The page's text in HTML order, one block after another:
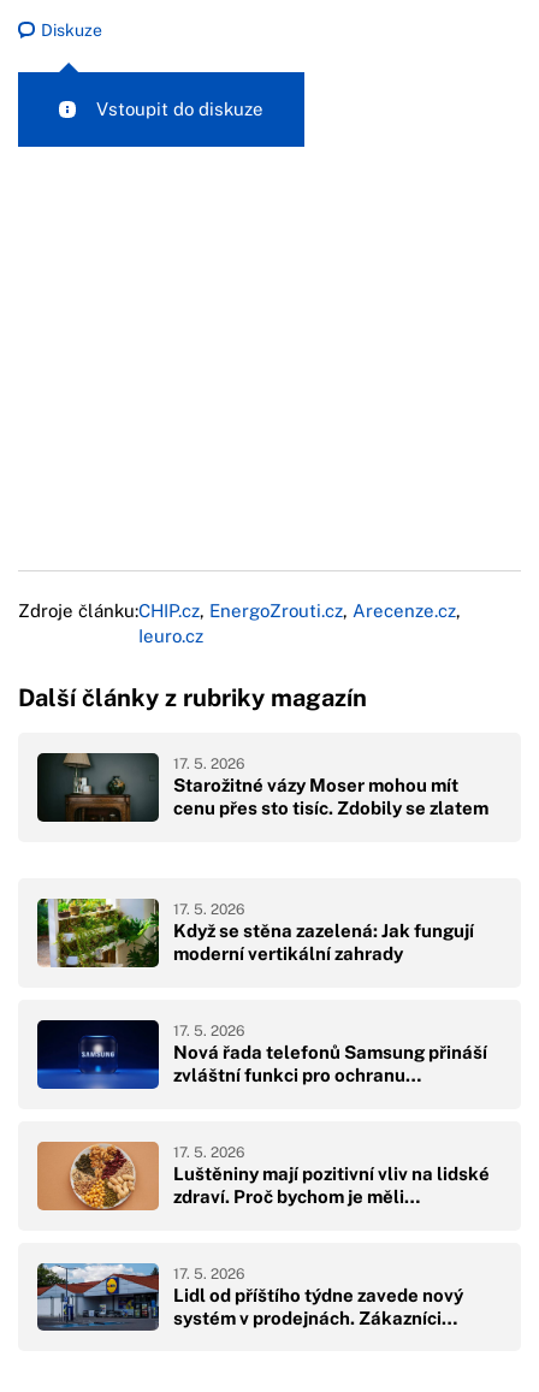
Diskuze
Vstoupit do diskuze
Zdroje článku:CHIP.cz, EnergoZrouti.cz, Arecenze.cz,
Ieuro.cz
Další články z rubriky magazín
Starožitné vázy Moser mohou mít
cenu přes sto tisíc. Zdobily se zlatem
17. 5. 2026
Když se stěna zazelená: Jak fungují
moderní vertikální zahrady
17. 5. 2026
Nová řada telefonů Samsung přináší
zvláštní funkci pro ochranu…
17. 5. 2026
Luštěniny mají pozitivní vliv na lidské
zdraví. Proč bychom je měli…
17. 5. 2026
Lidl od příštího týdne zavede nový
systém v prodejnách. Zákazníci…
17. 5. 2026